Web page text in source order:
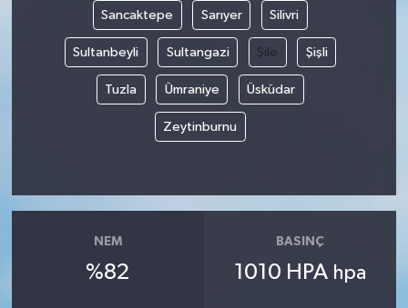
Sancaktepe Sarıyer Silivri
Sultanbeyli Sultangazi Şile Şişli
Tuzla Ümraniye Üsküdar
Zeytinburnu
NEM
%82
BASINÇ
1010 HPA hpa